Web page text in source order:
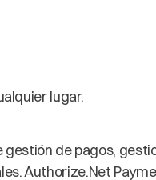
lugar.
de pagos,
Authorize.Net